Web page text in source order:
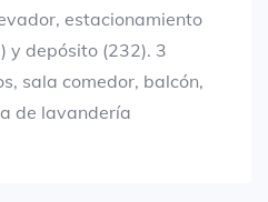
estacionamiento
y depósito (232). 3
sala comedor, balcón,
de lavandería